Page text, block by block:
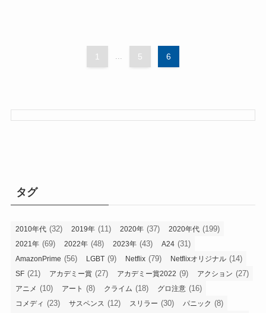
1 ... 5 6
タグ
2010年代 (32) 2019年 (11) 2020年 (37) 2020年代 (199)
2021年 (69) 2022年 (48) 2023年 (43) A24 (31)
AmazonPrime (56) LGBT (9) Netflix (79) Netflixオリジナル (14)
SF (21) アカデミー賞 (27) アカデミー賞2022 (9) アクション (27)
アニメ (10) アート (8) クライム (18) グロ注意 (16)
コメディ (23) サスペンス (12) スリラー (30) パニック (8)